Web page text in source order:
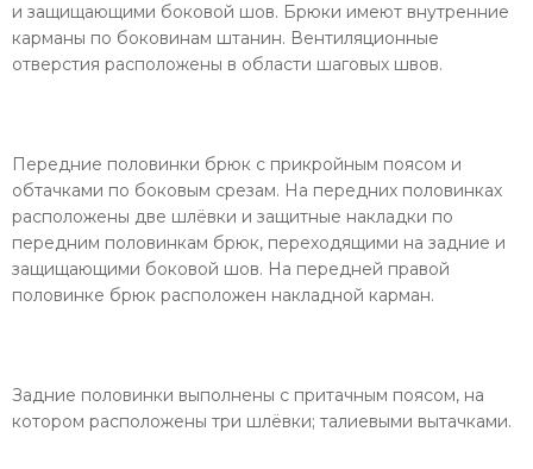
и защищающими боковой шов. Брюки имеют внутренние
карманы по боковинам штанин. Вентиляционные
отверстия расположены в области шаговых швов.
Передние половинки брюк с прикройным поясом и
обтачками по боковым срезам. На передних половинках
расположены две шлёвки и защитные накладки по
передним половинкам брюк, переходящими на задние и
защищающими боковой шов. На передней правой
половинке брюк расположен накладной карман.
Задние половинки выполнены с притачным поясом, на
котором расположены три шлёвки; талиевыми вытачками.